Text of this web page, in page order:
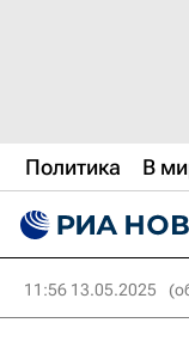
Политика В
11:56 13.05.2025